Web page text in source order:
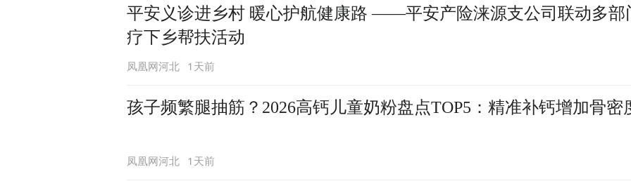
平安义诊进乡村 暖心护航健康路 ——平安产险涞源支公司联动多部门开展医
疗下乡帮扶活动
凤凰网河北 1天前
孩子频繁腿抽筋？2026高钙儿童奶粉盘点TOP5：精准补钙增加骨密
凤凰网河北 1天前